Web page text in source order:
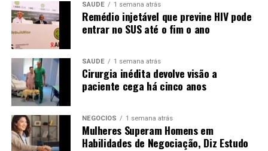
SAÚDE 1 semana atrás
Remédio injetável que previne HIV pode
entrar no SUS até o fim o ano
SAÚDE 1 semana atrás
Cirurgia inédita devolve visão a
paciente cega há cinco anos
NEGÓCIOS 1 semana atrás
Mulheres Superam Homens em
Habilidades de Negociação, Diz Estudo